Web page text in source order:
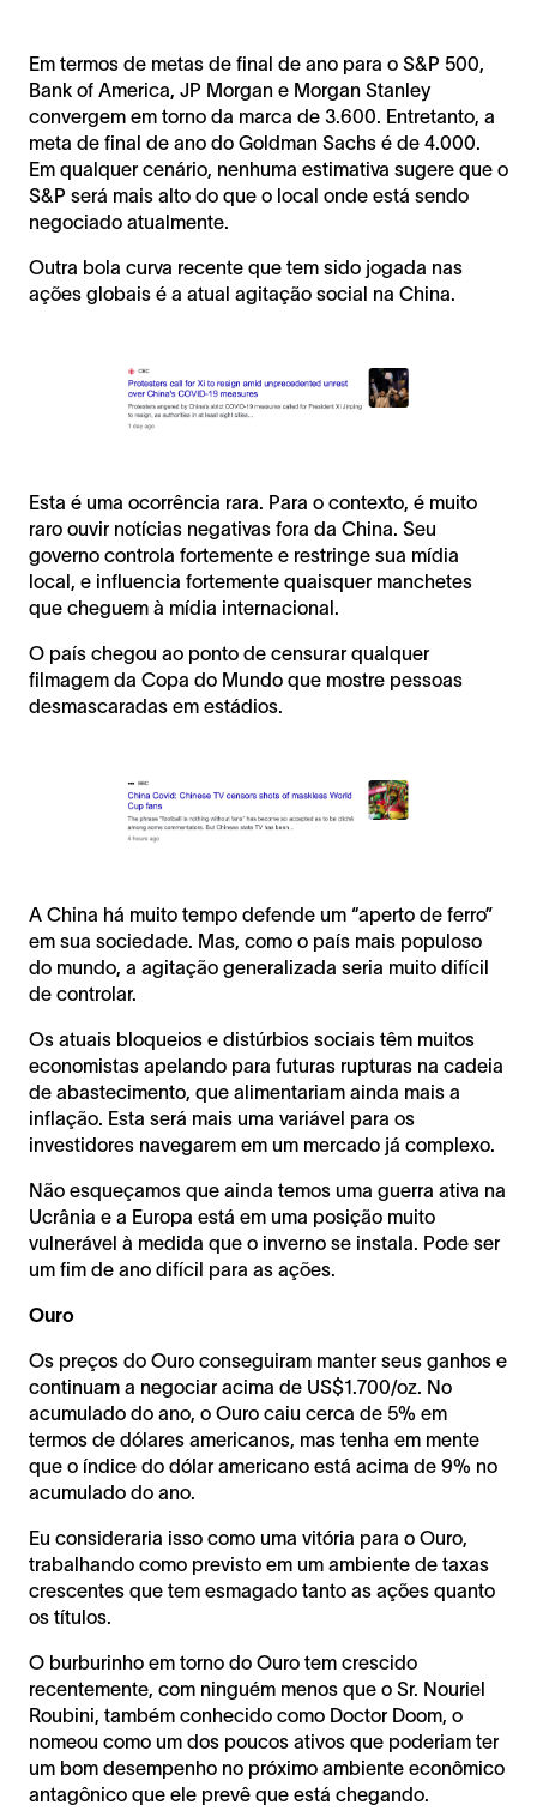
Em termos de metas de final de ano para o S&P 500,
Bank of America, JP Morgan e Morgan Stanley
convergem em torno da marca de 3.600. Entretanto, a
meta de final de ano do Goldman Sachs é de 4.000.
Em qualquer cenário, nenhuma estimativa sugere que o
S&P será mais alto do que o local onde está sendo
negociado atualmente.
Outra bola curva recente que tem sido jogada nas
ações globais é a atual agitação social na China.
Esta é uma ocorrência rara. Para o contexto, é muito
raro ouvir notícias negativas fora da China. Seu
governo controla fortemente e restringe sua mídia
local, e influencia fortemente quaisquer manchetes
que cheguem à mídia internacional.
O país chegou ao ponto de censurar qualquer
filmagem da Copa do Mundo que mostre pessoas
desmascaradas em estádios.
A China há muito tempo defende um “aperto de ferro”
em sua sociedade. Mas, como o país mais populoso
do mundo, a agitação generalizada seria muito difícil
de controlar.
Os atuais bloqueios e distúrbios sociais têm muitos
economistas apelando para futuras rupturas na cadeia
de abastecimento, que alimentariam ainda mais a
inflação. Esta será mais uma variável para os
investidores navegarem em um mercado já complexo.
Não esqueçamos que ainda temos uma guerra ativa na
Ucrânia e a Europa está em uma posição muito
vulnerável à medida que o inverno se instala. Pode ser
um fim de ano difícil para as ações.
Ouro
Os preços do Ouro conseguiram manter seus ganhos e
continuam a negociar acima de US$1.700/oz. No
acumulado do ano, o Ouro caiu cerca de 5% em
termos de dólares americanos, mas tenha em mente
que o índice do dólar americano está acima de 9% no
acumulado do ano.
Eu consideraria isso como uma vitória para o Ouro,
trabalhando como previsto em um ambiente de taxas
crescentes que tem esmagado tanto as ações quanto
os títulos.
O burburinho em torno do Ouro tem crescido
recentemente, com ninguém menos que o Sr. Nouriel
Roubini, também conhecido como Doctor Doom, o
nomeou como um dos poucos ativos que poderiam ter
um bom desempenho no próximo ambiente econômico
antagônico que ele prevê que está chegando.